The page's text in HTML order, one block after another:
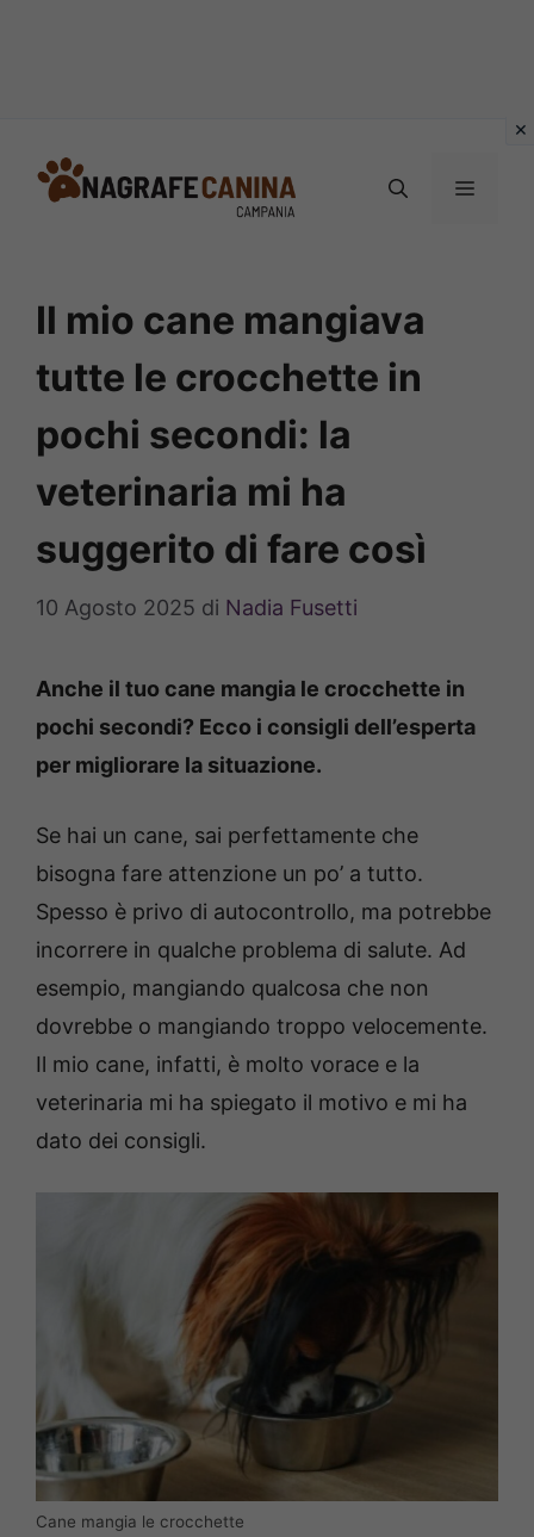
MENU
Il mio cane mangiava
tutte le crocchette in
pochi secondi: la
veterinaria mi ha
suggerito di fare così
10 Agosto 2025 di Nadia Fusetti
Anche il tuo cane mangia le crocchette in
pochi secondi? Ecco i consigli dell’esperta
per migliorare la situazione.
Se hai un cane, sai perfettamente che
bisogna fare attenzione un po’ a tutto.
Spesso è privo di autocontrollo, ma potrebbe
incorrere in qualche problema di salute. Ad
esempio, mangiando qualcosa che non
dovrebbe o mangiando troppo velocemente.
Il mio cane, infatti, è molto vorace e la
veterinaria mi ha spiegato il motivo e mi ha
dato dei consigli.
Cane mangia le crocchette